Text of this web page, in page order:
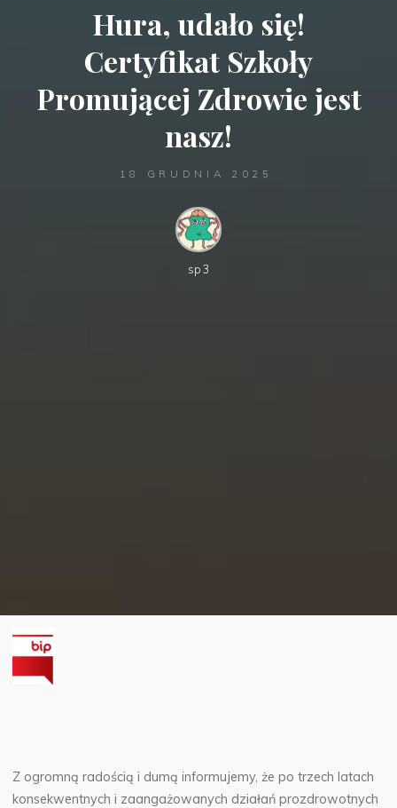
Hura, udało się!
Certyfikat Szkoły
Promującej Zdrowie jest
nasz!
18 GRUDNIA 2025
sp3
Z ogromną radością i dumą informujemy, że po trzech latach
konsekwentnych i zaangażowanych działań prozdrowotnych